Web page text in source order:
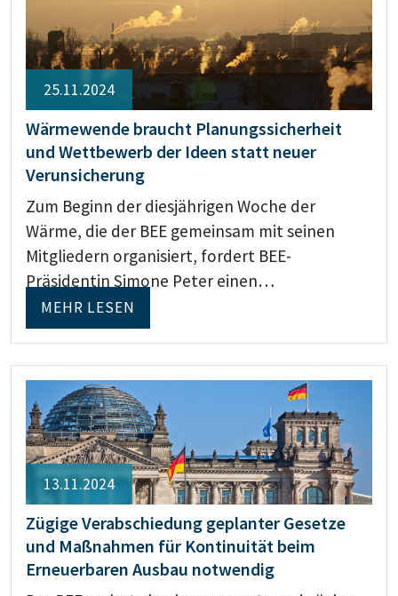
25.11.2024
Wärmewende braucht Planungssicherheit
und Wettbewerb der Ideen statt neuer
Verunsicherung
Zum Beginn der diesjährigen Woche der
Wärme, die der BEE gemeinsam mit seinen
Mitgliedern organisiert, fordert BEE-
Präsidentin Simone Peter einen…
MEHR LESEN
13.11.2024
Zügige Verabschiedung geplanter Gesetze
und Maßnahmen für Kontinuität beim
Erneuerbaren Ausbau notwendig